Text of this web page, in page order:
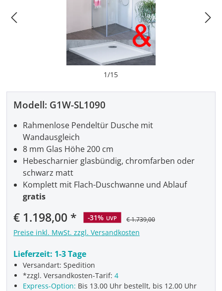
1/15
Modell: G1W-SL1090
Verkaufspreis:
€ 1.198,00 -31% UVP € 1.739,00
Preise inkl. MwSt. zzgl. Versandkosten
Lieferzeit: 1-3 Tage
Versandart: Spedition
*zzgl. Versandkosten-Tarif:4
Express-Option: Bis 13.00 Uhr bestellt, bis 12.00 Uhr
Rahmenlose Pendeltür Dusche mit
Wandausgleich
8 mm Glas Höhe 200 cm
Hebescharnier glasbündig, chromfarben oder
schwarz matt
Komplett mit Flach-Duschwanne und Ablauf
gratis